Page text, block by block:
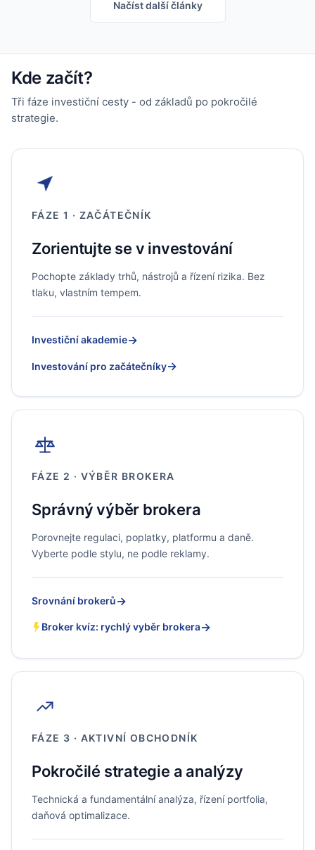
Načíst další články
Kde začít?
Tři fáze investiční cesty - od základů po pokročilé
strategie.
FÁZE 1 · ZAČÁTEČNÍK
Zorientujte se v investování
Pochopte základy trhů, nástrojů a řízení rizika. Bez
tlaku, vlastním tempem.
Investiční akademie→
Investování pro začátečníky→
FÁZE 2 · VÝBĚR BROKERA
Správný výběr brokera
Porovnejte regulaci, poplatky, platformu a daně.
Vyberte podle stylu, ne podle reklamy.
Srovnání brokerů→
Broker kvíz: rychlý vyběr brokera→
FÁZE 3 · AKTIVNÍ OBCHODNÍK
Pokročilé strategie a analýzy
Technická a fundamentální analýza, řízení portfolia,
daňová optimalizace.